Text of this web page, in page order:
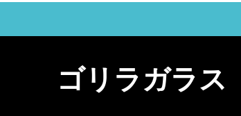
ゴリラガラス